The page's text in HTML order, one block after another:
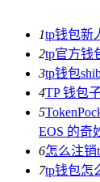
1tp钱包新
2tp官方钱
3tp钱包
4TP 钱包
5
EOS 的奇
6怎么注销
7tp钱包怎